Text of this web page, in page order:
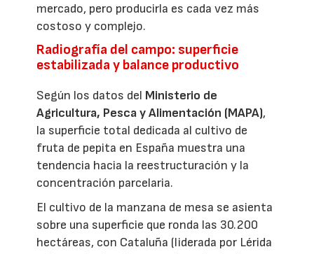
mercado, pero producirla es cada vez más
costoso y complejo.
Radiografía del campo: superficie
estabilizada y balance productivo
Según los datos del Ministerio de
Agricultura, Pesca y Alimentación (MAPA),
la superficie total dedicada al cultivo de
fruta de pepita en España muestra una
tendencia hacia la reestructuración y la
concentración parcelaria.
El cultivo de la manzana de mesa se asienta
sobre una superficie que ronda las 30.200
hectáreas, con Cataluña (liderada por Lérida